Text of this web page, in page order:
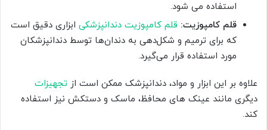
استفاده می شود.
قلم کامپوزیت: قلم کامپوزیت دندانپزشکی ابزاری دقیق است
که برای ترمیم و شکل‌دهی به دندان‌ها توسط دندانپزشکان
مورد استفاده قرار می‌گیرد.
علاوه بر این ابزار و مواد، دندانپزشک ممکن است از تجهیزات
دیگری مانند عینک های محافظ، ماسک و دستکش نیز استفاده
کند.